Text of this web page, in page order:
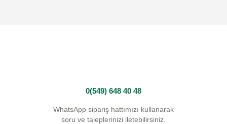
0(549) 648 40 48
WhatsApp sipariş hattımızı kullanarak
soru ve taleplerinizi iletebilirsiniz.